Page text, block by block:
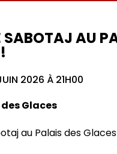
SABOTAJ AU
2026 À 21H00
Glaces
au Palais des